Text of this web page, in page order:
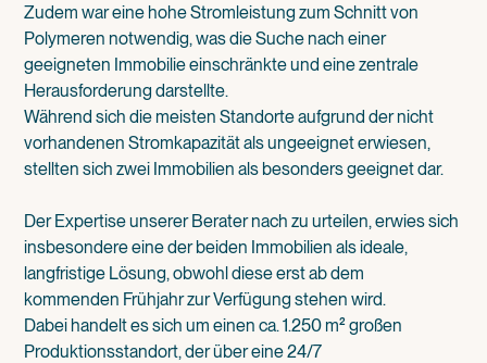
Zudem war eine hohe Stromleistung zum Schnitt von
Polymeren notwendig, was die Suche nach einer
geeigneten Immobilie einschränkte und eine zentrale
Herausforderung darstellte.
Während sich die meisten Standorte aufgrund der nicht
vorhandenen Stromkapazität als ungeeignet erwiesen,
stellten sich zwei Immobilien als besonders geeignet dar.
Der Expertise unserer Berater nach zu urteilen, erwies sich
insbesondere eine der beiden Immobilien als ideale,
langfristige Lösung, obwohl diese erst ab dem
kommenden Frühjahr zur Verfügung stehen wird.
Dabei handelt es sich um einen ca. 1.250 m² großen
Produktionsstandort, der über eine 24/7